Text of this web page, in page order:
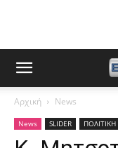
Αρχική News
News SLIDER ΠΟΛΙΤΙΚΗ